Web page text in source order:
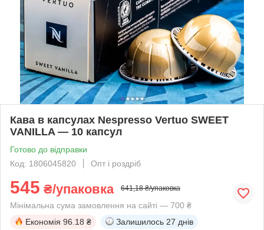
Кава в капсулах Nespresso Vertuo SWEET
VANILLA — 10 капсул
Готово до відправки
Код: 1806045820
Опт і роздріб
545 ₴/упаковка 641,18 ₴/упаковка
Мінімальна сума замовлення на сайті — 700 ₴
Економія 96.18 ₴ Залишилось 27 днів